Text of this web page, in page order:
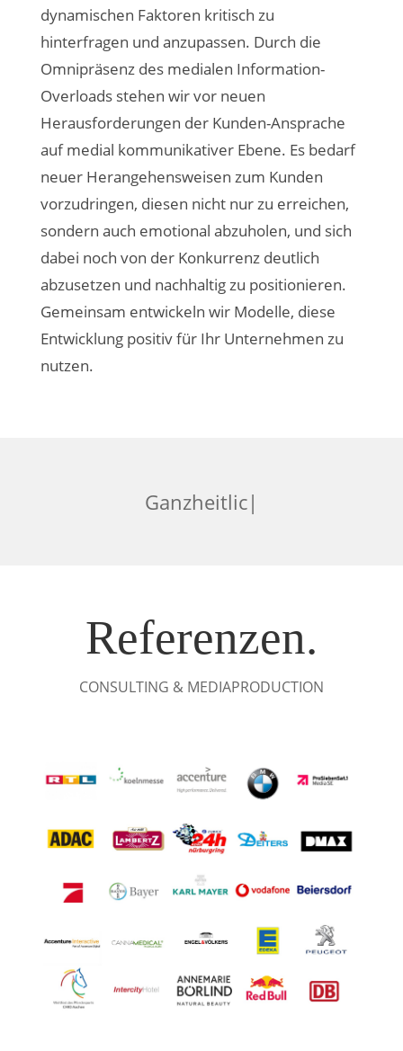
dynamischen Faktoren kritisch zu
hinterfragen und anzupassen. Durch die
Omnipräsenz des medialen Information-
Overloads stehen wir vor neuen
Herausforderungen der Kunden-Ansprache
auf medial kommunikativer Ebene. Es bedarf
neuer Herangehensweisen zum Kunden
vorzudringen, diesen nicht nur zu erreichen,
sondern auch emotional abzuholen, und sich
dabei noch von der Konkurrenz deutlich
abzusetzen und nachhaltig zu positionieren.
Gemeinsam entwickeln wir Modelle, diese
Entwicklung positiv für Ihr Unternehmen zu
nutzen.
|
Referenzen.
CONSULTING & MEDIAPRODUCTION